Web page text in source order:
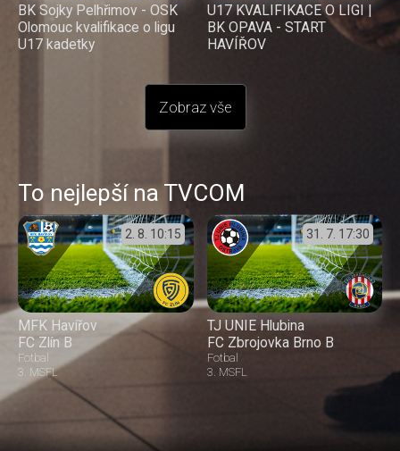
BK Sojky Pelhřimov - OSK
Olomouc kvalifikace o ligu
U17 kadetky
U17 KVALIFIKACE O LIGI |
BK OPAVA - START
HAVÍŘOV
Zobraz vše
To nejlepší na TVCOM
2. 8. 10:15
MFK Havířov
FC Zlín B
Fotbal
3. MSFL
31. 7. 17:30
TJ UNIE Hlubina
FC Zbrojovka Brno B
Fotbal
3. MSFL